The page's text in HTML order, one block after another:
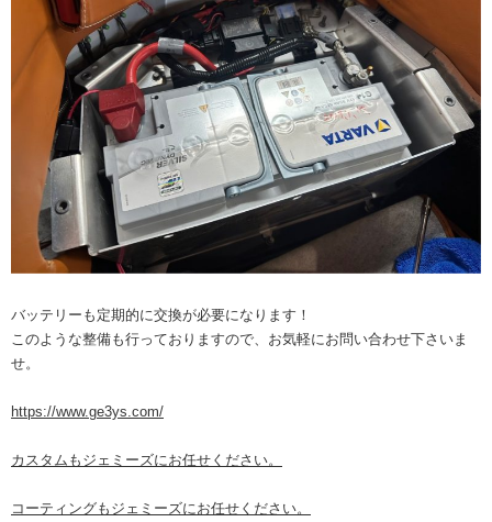
バッテリーも定期的に交換が必要になります！
このような整備も行っておりますので、お気軽にお問い合わせ下さいま
せ。
https://www.ge3ys.com/
カスタムもジェミーズにお任せください。
コーティングもジェミーズにお任せください。